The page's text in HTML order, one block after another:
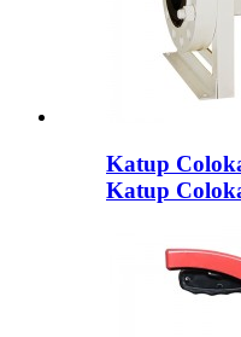
Katup
Katup